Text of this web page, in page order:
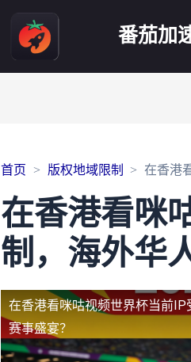
番茄加
首页 版权地域限制 在香港
在香港看咪
制，海外华
在香港看咪咕视频世界杯当前IP
赛事盛宴？